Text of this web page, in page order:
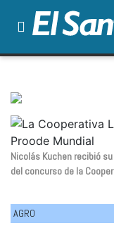
Nicolás Kuchen recibió
del concurso de la
AGRO